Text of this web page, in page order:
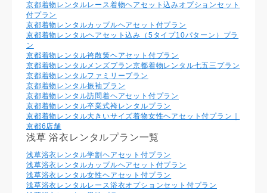
京都着物レンタルレース着物ヘアセット込みオプションセット
付プラン
京都着物レンタルカップルヘアセット付プラン
京都着物レンタルヘアセット込み（5タイプ10パターン）プラ
ン
京都着物レンタル袴散策ヘアセット付プラン
京都着物レンタルメンズプラン京都着物レンタル七五三プラン
京都着物レンタルファミリープラン
京都着物レンタル振袖プラン
京都着物レンタル訪問着ヘアセット付プラン
京都着物レンタル卒業式袴レンタルプラン
京都着物レンタル大きいサイズ着物女性ヘアセット付プラン｜
京都6店舗
浅草 浴衣レンタルプラン一覧
浅草浴衣レンタル学割ヘアセット付プラン
浅草浴衣レンタルカップルヘアセット付プラン
浅草浴衣レンタル⼥性ヘアセット付プラン
浅草浴衣レンタルレース浴衣オプションセット付プラン